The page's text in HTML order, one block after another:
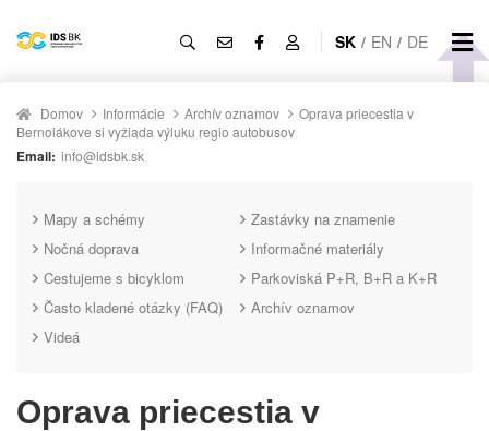
SK / EN / DE
Domov Informácie Archív oznamov
Oprava priecestia v
Bernolákove si vyžiada výluku regio autobusov
Email: info@idsbk.sk
Mapy a schémy
Zastávky na znamenie
Nočná doprava
Informačné materiály
Cestujeme s bicyklom
Parkoviská P+R, B+R a K+R
Často kladené otázky (FAQ)
Archív oznamov
Videá
Oprava priecestia v